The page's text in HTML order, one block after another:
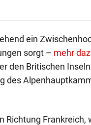
ein
sorgt – mehr
den Britischen
des
Richtung Frankreich,